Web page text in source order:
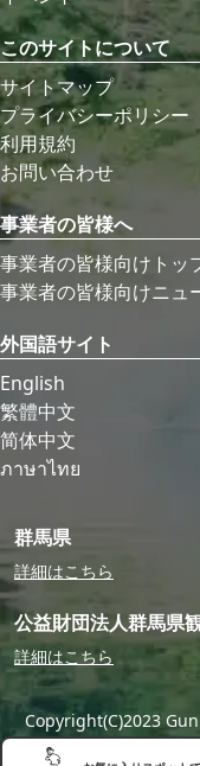
このサイトについて
サイトマップ
プライバシーポリシー
利用規約
お問い合わせ
事業者の皆様へ
事業者の皆様向けトッ
事業者の皆様向けニュ
外国語サイト
English
繁體中文
简体中文
ภาษาไทย
群馬県
詳細はこちら
公益財団法人群馬県
詳細はこちら
Copyright(C)2023
Tourism,Local